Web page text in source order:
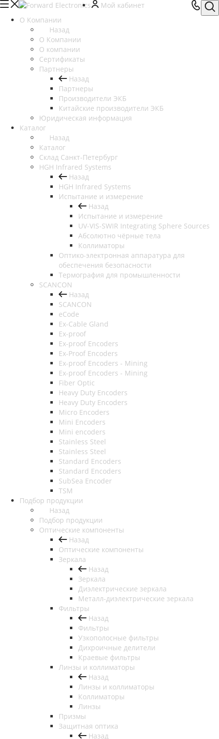
Мой кабинет
О Компании
Назад
О Компании
О компании
Сертификаты
Партнеры
Назад
Партнеры
Производители ЭКБ
Китайские производители ЭКБ
Юридическая информация
Каталог
Назад
Каталог
Cклад Санкт-Петербург
HGH Infrared Systems
Назад
HGH Infrared Systems
Испытание и измерение
Назад
Испытание и измерение
UV-VIS-SWIR Integrating Sphere Sources
Абсолютно чёрные тела
Коллиматоры
Оптико-электронная аппаратура для
обеспечения безопасности
Термография для промышленности
SCANCON
Назад
SCANCON
eCode
Ex-Cable Gland
Ex-proof
Ex-proof Encoders
Ex-Proof Encoders
Ex-proof Encoders - Mining
Ex-proof Encoders - Mining
Fiber Optic
Heavy Duty Encoders
Heavy Duty Encoders
Micro Encoders
Mini Encoders
Mini encoders
Stainless Steel
Stainless Steel
Standard Encoders
Standard Encoders
SubSea Encoder
TSM
Подбор продукции
Назад
Подбор продукции
Оптические компоненты
Назад
Оптические компоненты
Зеркала
Назад
Зеркала
Диэлектрические зеркала
Металл-диэлектрические зеркала
Фильтры
Назад
Фильтры
Узкополосные фильтры
Дихроичные делители
Краевые фильтры
Линзы и коллиматоры
Назад
Линзы и коллиматоры
Коллиматоры
Линзы
Призмы
Защитная оптика
Назад